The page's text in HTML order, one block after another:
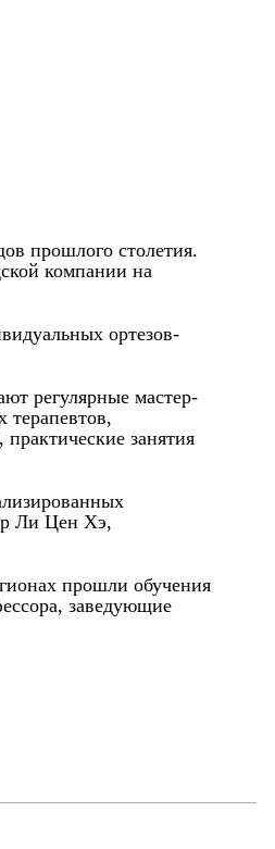
прошлого столетия.
компании на
ортезов-
регулярные мастер-
занятия
Ли Цен Хэ,
прошли обучения
заведующие